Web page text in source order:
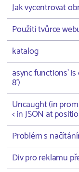
Jak vycentrovat
Použití tvůrce
katalog
async functions'
8')
Uncaught (in
< in JSON at
Problém s
Div pro reklamu